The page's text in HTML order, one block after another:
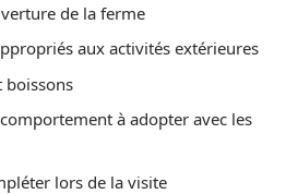
de la ferme
aux activités extérieures
boissons
à adopter avec les
lors de la visite